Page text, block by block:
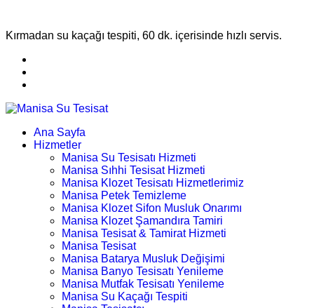
Kırmadan su kaçağı tespiti, 60 dk. içerisinde hızlı servis.
Ana Sayfa
Hizmetler
Manisa Su Tesisatı Hizmeti
Manisa Sıhhi Tesisat Hizmeti
Manisa Klozet Tesisatı Hizmetlerimiz
Manisa Petek Temizleme
Manisa Klozet Sifon Musluk Onarımı
Manisa Klozet Şamandıra Tamiri
Manisa Tesisat & Tamirat Hizmeti
Manisa Tesisat
Manisa Batarya Musluk Değişimi
Manisa Banyo Tesisatı Yenileme
Manisa Mutfak Tesisatı Yenileme
Manisa Su Kaçağı Tespiti